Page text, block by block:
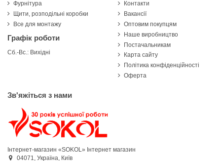
Фурнітура
Щити, розподільні коробки
Все для монтажу
Графік роботи
Сб.-Вс.: Вихідні
Контакти
Вакансії
Оптовим покупцям
Наше виробництво
Постачальникам
Карта сайту
Політика конфіденційності
Оферта
Зв'яжіться з нами
Інтернет-магазин «SOKOL» Інтернет магазин
04071, Україна, Київ